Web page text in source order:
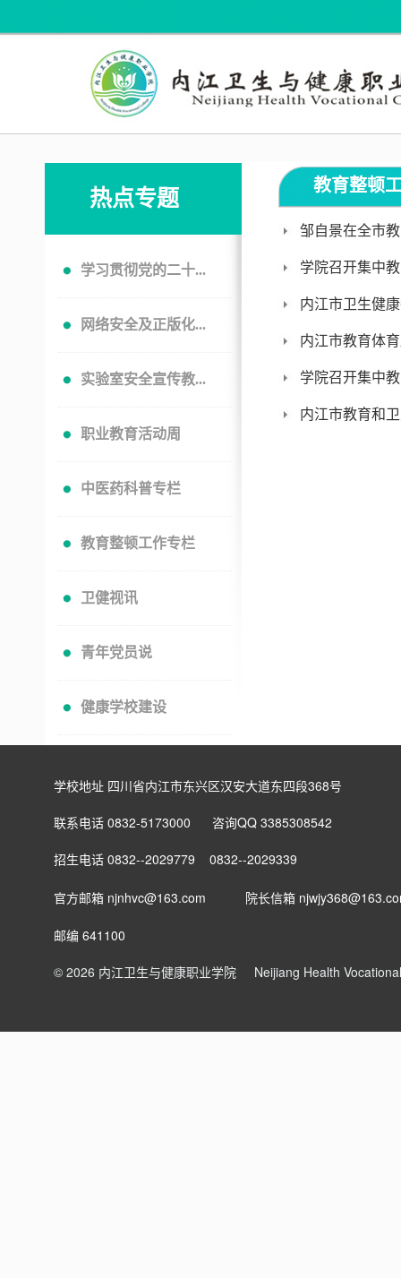
热点专题
学习贯彻党的二十...
网络安全及正版化...
实验室安全宣传教...
职业教育活动周
中医药科普专栏
教育整顿工作专栏
卫健视讯
青年党员说
健康学校建设
教育整顿
邹自景在全市
学院召开集中
内江市卫生健
内江市教育体
学院召开集中
内江市教育和
学校地址 四川省内江市东兴区汉安大道东四段368号
联系电话 0832-5173000 咨询QQ 3385308542
招生电话 0832--2029779 0832--2029339
官方邮箱 njnhvc@163.com 院长信箱
邮编 641100
© 2026 内江卫生与健康职业学院 Neijiang Health